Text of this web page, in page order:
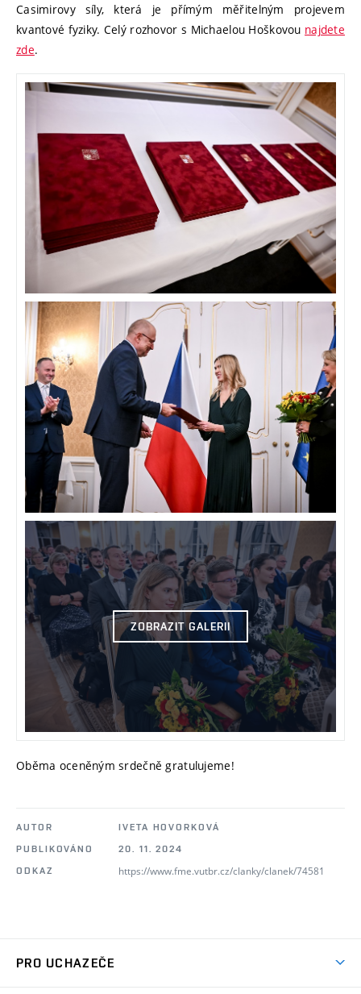
Casimirovy síly, která je přímým měřitelným projevem
kvantové fyziky. Celý rozhovor s Michaelou Hoškovou najdete
zde.
ZOBRAZIT GALERII
Oběma oceněným srdečně gratulujeme!
AUTOR
IVETA HOVORKOVÁ
PUBLIKOVÁNO
20. 11. 2024
ODKAZ
https://www.fme.vutbr.cz/clanky/clanek/74581
PRO UCHAZEČE